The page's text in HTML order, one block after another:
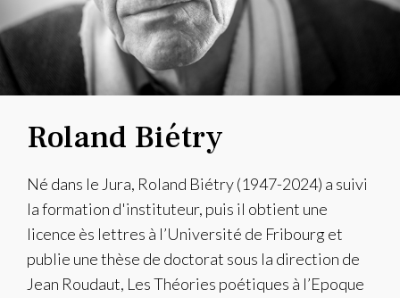
Roland Biétry
Né dans le Jura, Roland Biétry (1947-2024) a suivi
la formation d'instituteur, puis il obtient une
licence ès lettres à l’Université de Fribourg et
publie une thèse de doctorat sous la direction de
Jean Roudaut, Les Théories poétiques à l’Epoque